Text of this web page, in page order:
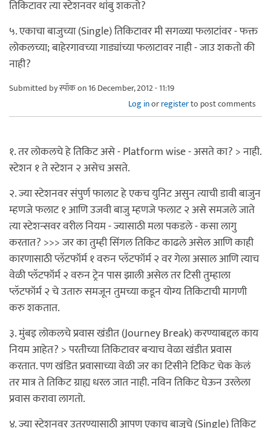
तिकिटावर त्या स्टेशनवर थांबु शकतो?
५. एकाचा बाजुच्या (Single) तिकिटावर मी सगळ्या फलाटांवर - फक्त
लोकलच्या; बाहेरगावच्या गाड्यांच्या फलाटावर नाही - जाउ शकतो की
नाही?
Submitted byस्पॉकon 16 December, 2012 - 11:19
Log inorregisterto post comments
१. तर लोकलचे हे तिकिट असे - Platform wise - असते का? > नाही.
स्टेशन १ ते स्टेशन २ असेच असते.
२. ज्या स्टेशनवर संपुर्ण फालाट हे एकच युनिट असुन त्याची डावी बाजुन
म्हणजे फलाट १ आणि उजवी बाजु म्हणजे फलाट २ असे समजले जाते
त्या स्टेशन्सवर वरील नियम - ज्यासाठी मला पकडले - कसा लागु
करतात? >>> जर का तुम्ही सिंगल तिकिट काढले असेल आणि काही
कारणासाठी प्लॅटफॉर्म १ वरुन प्लॅटफॉर्म २ वर गेला असाल आणि त्याच
वेळी प्लॅटफॉर्म २ वरुन ट्रेन पास झाली असेल तर टिसी तुम्हाला
प्लॅटफॉर्म २ चे उतारु समजून तुमच्या कडून योग्य तिकिटाची मागणी
करु शकतात.
३. मुंबइ लोकलचे प्रवास खंडीत (Journey Break) करण्याबद्दल काय
नियम आहेत? > परतीच्या तिकिटावर बर्‍याच वेळा खंडीत प्रवास
करतात. पण खंडित प्रवासाच्या वेळी जर का टिसीने टिकिट चेक केलं
तर मात्र ते तिकिट ग्राह्य धरल जात नाही. नविन तिकिट घेऊन उरलेला
प्रवास करावा लागतो.
४. ज्या स्टेशनवर उतरण्यासाठी आपण एकाच बाजुचे (Single) तिकिट